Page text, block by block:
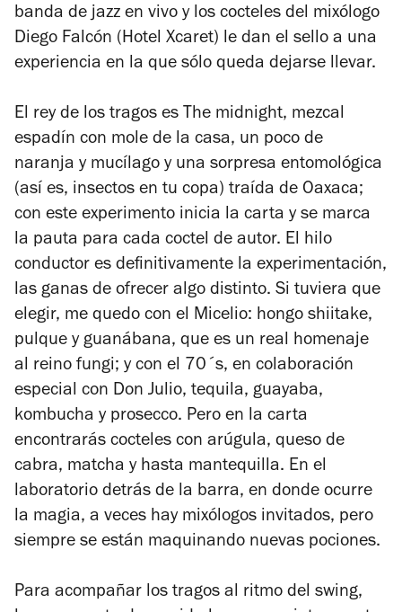
banda de jazz en vivo y los cocteles del mixólogo
Diego Falcón (Hotel Xcaret) le dan el sello a una
experiencia en la que sólo queda dejarse llevar.
El rey de los tragos es The midnight, mezcal
espadín con mole de la casa, un poco de
naranja y mucílago y una sorpresa entomológica
(así es, insectos en tu copa) traída de Oaxaca;
con este experimento inicia la carta y se marca
la pauta para cada coctel de autor. El hilo
conductor es definitivamente la experimentación,
las ganas de ofrecer algo distinto. Si tuviera que
elegir, me quedo con el Micelio: hongo shiitake,
pulque y guanábana, que es un real homenaje
al reino fungi; y con el 70´s, en colaboración
especial con Don Julio, tequila, guayaba,
kombucha y prosecco. Pero en la carta
encontrarás cocteles con arúgula, queso de
cabra, matcha y hasta mantequilla. En el
laboratorio detrás de la barra, en donde ocurre
la magia, a veces hay mixólogos invitados, pero
siempre se están maquinando nuevas pociones.
Para acompañar los tragos al ritmo del swing,